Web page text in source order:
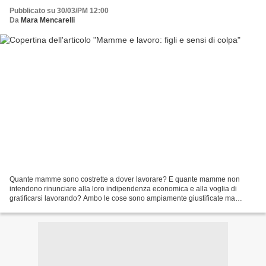
Pubblicato su 30/03/PM 12:00
Da Mara Mencarelli
Quante mamme sono costrette a dover lavorare? E quante mamme non
intendono rinunciare alla loro indipendenza economica e alla voglia di
gratificarsi lavorando? Ambo le cose sono ampiamente giustificate ma